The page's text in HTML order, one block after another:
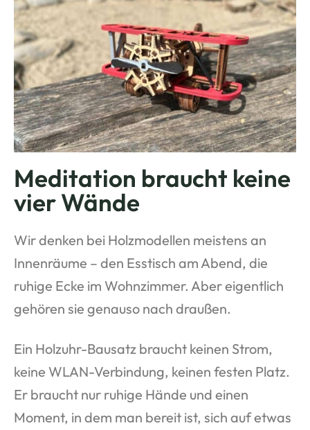
Meditation braucht keine
vier Wände
Wir denken bei Holzmodellen meistens an
Innenräume – den Esstisch am Abend, die
ruhige Ecke im Wohnzimmer. Aber eigentlich
gehören sie genauso nach draußen.
Ein Holzuhr-Bausatz braucht keinen Strom,
keine WLAN-Verbindung, keinen festen Platz.
Er braucht nur ruhige Hände und einen
Moment, in dem man bereit ist, sich auf etwas